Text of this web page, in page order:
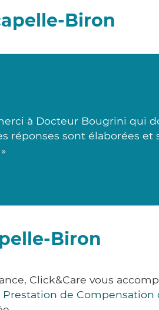
Biron
à Docteur Bougrini qui
réponses sont élaborées et
Biron
Click&Care vous
Prestation de Compensation